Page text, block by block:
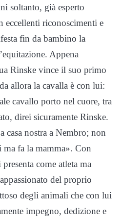
soltanto, già esperto
eccellenti riconoscimenti e
fin da bambino la
Appena
Rinske vince il suo primo
allora la cavalla è con lui:
cavallo porto nel cuore, tra
direi sicuramente Rinske.
casa nostra a Nembro; non
ma fa la mamma». Con
come atleta ma
del proprio
degli animali che con lui
impegno, dedizione e